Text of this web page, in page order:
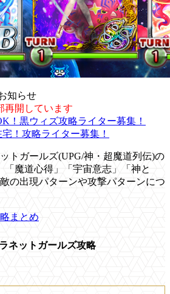
知らせ
再開しています
！黒ウィズ攻略ライター募集！
！攻略ライター募集！
トガールズ(UPG/神・超魔道列伝)の
「魔道心得」「宇宙意志」「神と
の出現パターンや攻撃パターンにつ
まとめ
ネットガールズ攻略